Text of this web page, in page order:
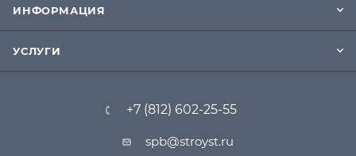
ИНФОРМАЦИЯ
УСЛУГИ
+7 (812) 602-25-55
spb@stroyst.ru